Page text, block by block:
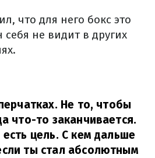
что для него бокс это
себя не видит в других
Не то, чтобы
что-то заканчивается.
цель. С кем дальше
ты стал абсолютным